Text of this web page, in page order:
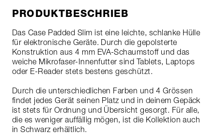
PRODUKTBESCHRIEB
Das Case Padded Slim ist eine leichte, schlanke Hülle
für elektronische Geräte. Durch die gepolsterte
Konstruktion aus 4 mm EVA-Schaumstoff und das
weiche Mikrofaser-Innenfutter sind Tablets, Laptops
oder E-Reader stets bestens geschützt.
Durch die unterschiedlichen Farben und 4 Grössen
findet jedes Gerät seinen Platz und in deinem Gepäck
ist stets für Ordnung und Übersicht gesorgt. Für alle,
die es weniger auffällig mögen, ist die Kollektion auch
in Schwarz erhältlich.